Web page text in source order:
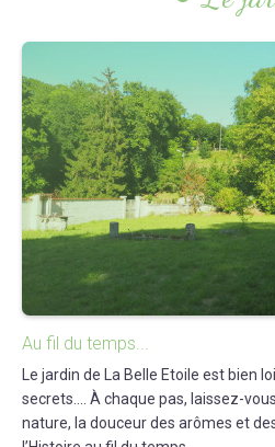
Au fil du temps...
Le jardin de La Belle Etoile est bien
secrets.... À chaque pas, laissez-
nature, la douceur des arômes et